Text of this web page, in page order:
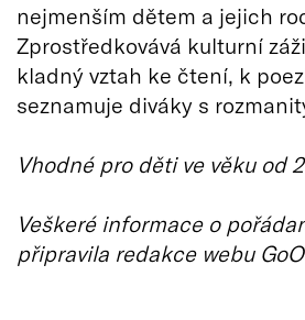
nejmenším dětem a jejich
Zprostředkovává kulturní
kladný vztah ke čtení, k
seznamuje diváky s
Vhodné pro děti ve věku od
Veškeré informace o
připravila redakce webu